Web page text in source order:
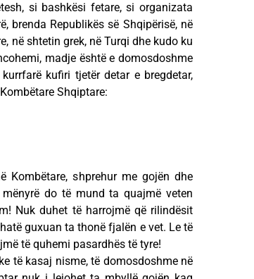
si bashkësi fetare, si organizata
brenda Republikës së Shqipërisë, në
në shtetin grek, në Turqi dhe kudo ku
madje është e domosdoshme
kufiri tjetër detar e bregdetar,
Shqiptare:
Kombëtare, shprehur me gojën dhe
do të mund ta quajmë veten
Nuk duhet të harrojmë që rilindësit
guxuan ta thonë fjalën e vet. Le të
të quhemi pasardhës të tyre!
të kasaj nisme, të domosdoshme në